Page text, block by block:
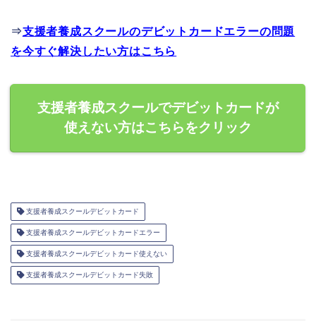
⇒支援者養成スクールのデビットカードエラーの問題
を今すぐ解決したい方はこちら
支援者養成スクールでデビットカードが
使えない方はこちらをクリック
支援者養成スクールデビットカード
支援者養成スクールデビットカードエラー
支援者養成スクールデビットカード使えない
支援者養成スクールデビットカード失敗